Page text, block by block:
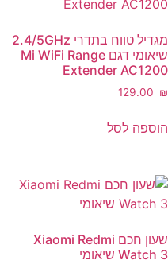
לבחור
האפשרויות
בעמוד
מגדיל טווח בתדרי 2.4/5GHz
שיאומי דגם Mi WiFi Range
Extender AC1200
‎129.00 ₪
הוספה לסל
שעון חכם Xiaomi Redmi
Watch 3 שיאומי